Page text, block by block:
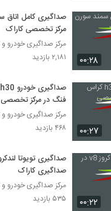
۰۰:۲۸
صداگیری کامل اتاق
مرکز تخصصی کاراک
مرکز صداگیری خودرو و
۲,۱۸۱ بازدید
۰۰:۲۷
فنگ در مرکز تخصصی
مرکز صداگیری خودرو و
۴۶۸ بازدید
۰۰:۲۲
صداگیری کاراک
مرکز صداگیری خودرو و
۵۳۵ بازدید